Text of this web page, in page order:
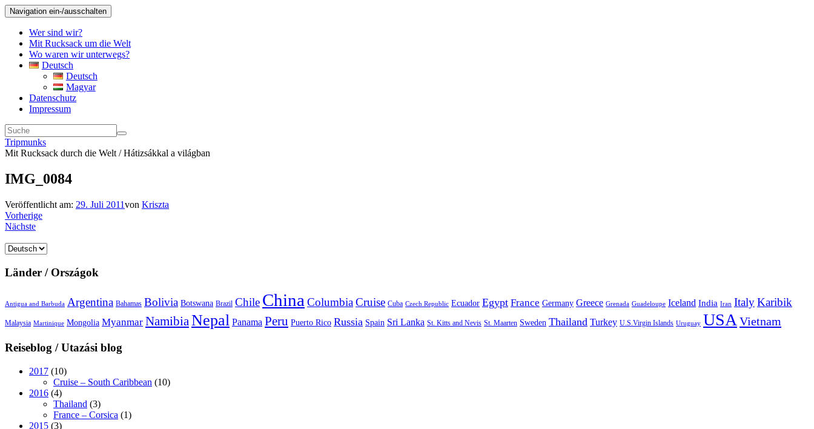
Navigation ein-/ausschalten
Wer sind wir?
Mit Rucksack um die Welt
Wo waren wir unterwegs?
Deutsch
Deutsch
Magyar
Datenschutz
Impressum
Tripmunks
Mit Rucksack durch die Welt / Hátizsákkal a világban
IMG_0084
Veröffentlicht am: 29. Juli 2011von Kriszta
Vorherige
Nächste
Sprache
Länder / Országok
Antigua and Barbuda Argentina Bahamas Bolivia Botswana Brazil Chile China ColumbiaCruise Cuba Czech Republic Ecuador Egypt France Germany Greece Grenada Guadeloupe Iceland India Iran ItalyKaribik
Malaysia Martinique Mongolia Myanmar NamibiaNepal Panama Peru Puerto Rico Russia Spain Sri Lanka St. Kitts and Nevis St. Maarten Sweden Thailand Turkey U.S.Virgin Islands Uruguay USAVietnam
Reiseblog / Utazási blog
2017 (10)
Cruise – South Caribbean (10)
2016 (4)
Thailand (3)
France – Corsica (1)
2015 (3)